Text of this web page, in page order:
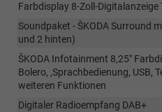
Farbdisplay 8-Zoll-Digitalanzeige
Soundpaket - ŠKODA Surround
und 2 hinten)
ŠKODA Infotainment 8,25"
Bolero, ,Sprachbedienung, USB,
weiteren Funktionen
Digitaler Radioempfang DAB+